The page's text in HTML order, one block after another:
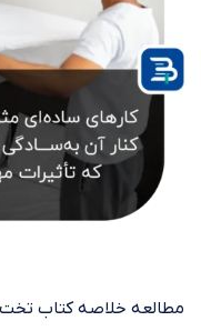
مطالعه خلاصه کتاب تخت